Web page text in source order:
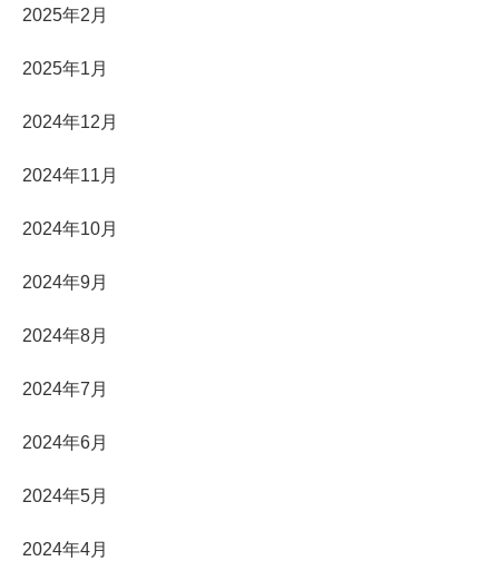
2025年2月
2025年1月
2024年12月
2024年11月
2024年10月
2024年9月
2024年8月
2024年7月
2024年6月
2024年5月
2024年4月